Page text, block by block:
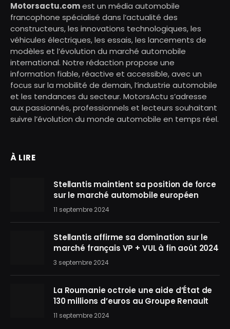
Motorsactu.comest un média automobile
francophone spécialisé dans l’actualité des
constructeurs, les innovations technologiques, les
véhicules électriques, les essais, les lancements de
modèles et l’évolution du marché automobile
international. Notre rédaction propose une
information fiable, réactive et accessible, avec un
focus sur la mobilité de demain, l’industrie automobile
et les tendances du secteur. MotorsActu s’adresse
aux passionnés, professionnels et lecteurs souhaitant
suivre l’évolution du monde automobile en temps réel.
À LIRE
Stellantis maintient sa position de force
sur le marché automobile européen
11 septembre 2024
Stellantis affirme sa domination sur le
marché français VP + VUL à fin août 2024
3 septembre 2024
La Roumanie octroie une aide d’État de
130 millions d’euros au Groupe Renault
11 septembre 2024